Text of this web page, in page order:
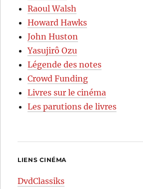
Raoul Walsh
Howard Hawks
John Huston
Yasujirô Ozu
Légende des notes
Crowd Funding
Livres sur le cinéma
Les parutions de livres
LIENS CINÉMA
DvdClassiks